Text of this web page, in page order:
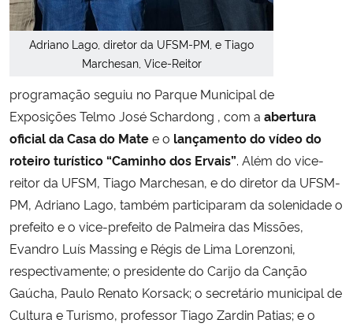
Adriano Lago, diretor da UFSM-PM, e Tiago
Marchesan, Vice-Reitor
programação seguiu no Parque Municipal de
Exposições Telmo José Schardong , com a abertura
oficial da Casa do Matee o lançamento do vídeo do
roteiro turístico “Caminho dos Ervais”. Além do vice-
reitor da UFSM, Tiago Marchesan, e do diretor da UFSM-
PM, Adriano Lago, também participaram da solenidade o
prefeito e o vice-prefeito de Palmeira das Missões,
Evandro Luís Massing e Régis de Lima Lorenzoni,
respectivamente; o presidente do Carijo da Canção
Gaúcha, Paulo Renato Korsack; o secretário municipal de
Cultura e Turismo, professor Tiago Zardin Patias; e o